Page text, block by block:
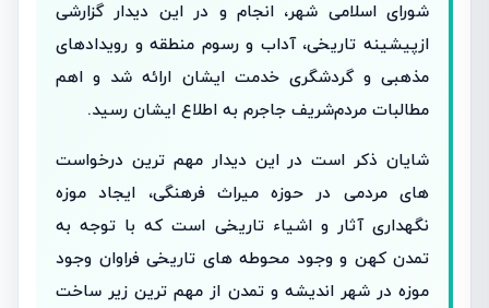
شورای اسلامی شهر، انجام و در این دیدار گزارشی
ازپیشینه تاریخی، آداب و رسوم منطقه و رویدادهای
مذهبی و گردشگری خدمت ایشان ارائه شد و اهم
مطالبات مردم‌شریف جاجرم به اطلاع ایشان رسید.
شایان ذکر است در این دیدار مهم ترین درخواست
های مردمی در حوزه میراث فرهنگی، ایجاد موزه
نگهداری آثار و اشیاء تاریخی است که با توجه به
تمدن کهن و وجود محوطه های تاریخی فراوان وجود
موزه در شهر اندیشه و تمدن از مهم ترین زیر ساخت